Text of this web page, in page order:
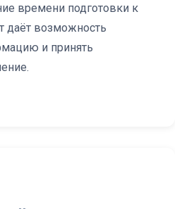
времени подготовки к
даёт возможность
и принять